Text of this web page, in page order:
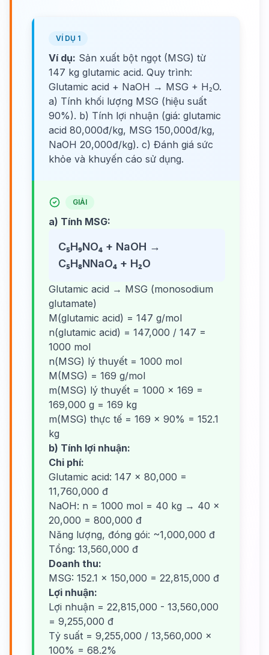
VÍ DỤ 1
Ví dụ: Sản xuất bột ngọt (MSG) từ
147 kg glutamic acid. Quy trình:
Glutamic acid + NaOH → MSG + H₂O.
a) Tính khối lượng MSG (hiệu suất
90%). b) Tính lợi nhuận (giá: glutamic
acid 80,000đ/kg, MSG 150,000đ/kg,
NaOH 20,000đ/kg). c) Đánh giá sức
khỏe và khuyến cáo sử dụng.
GIẢI
a) Tính MSG:
C₅H₉NO₄ + NaOH →
C₅H₈NNaO₄ + H₂O
Glutamic acid → MSG (monosodium
glutamate)
M(glutamic acid) = 147 g/mol
n(glutamic acid) = 147,000 / 147 =
1000 mol
n(MSG) lý thuyết = 1000 mol
M(MSG) = 169 g/mol
m(MSG) lý thuyết = 1000 × 169 =
169,000 g = 169 kg
m(MSG) thực tế = 169 × 90% = 152.1
kg
b) Tính lợi nhuận:
Chi phí:
Glutamic acid: 147 × 80,000 =
11,760,000 đ
NaOH: n = 1000 mol = 40 kg → 40 ×
20,000 = 800,000 đ
Năng lượng, đóng gói: ~1,000,000 đ
Tổng: 13,560,000 đ
Doanh thu:
MSG: 152.1 × 150,000 = 22,815,000 đ
Lợi nhuận:
Lợi nhuận = 22,815,000 - 13,560,000
= 9,255,000 đ
Tỷ suất = 9,255,000 / 13,560,000 ×
100% = 68.2%